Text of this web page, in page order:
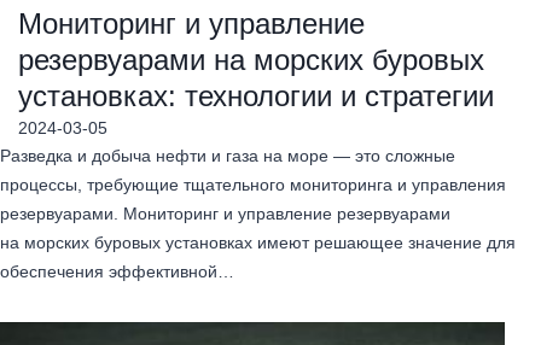
Мониторинг и управление
резервуарами на морских буровых
установках: технологии и стратегии
2024-03-05
Разведка и добыча нефти и газа на море — это сложные
процессы, требующие тщательного мониторинга и управления
резервуарами. Мониторинг и управление резервуарами
на морских буровых установках имеют решающее значение для
обеспечения эффективной…